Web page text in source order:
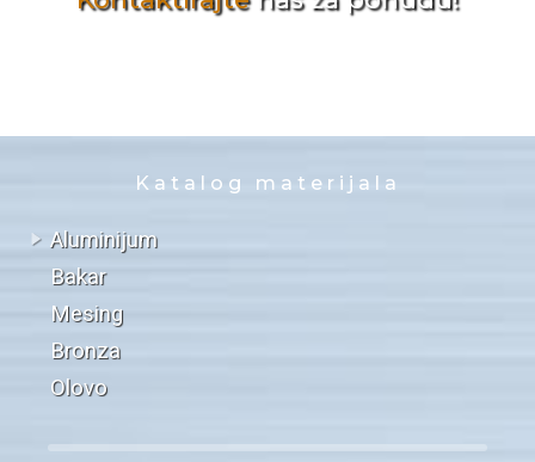
Katalog materijala
Aluminijum
Bakar
Mesing
Bronza
Olovo